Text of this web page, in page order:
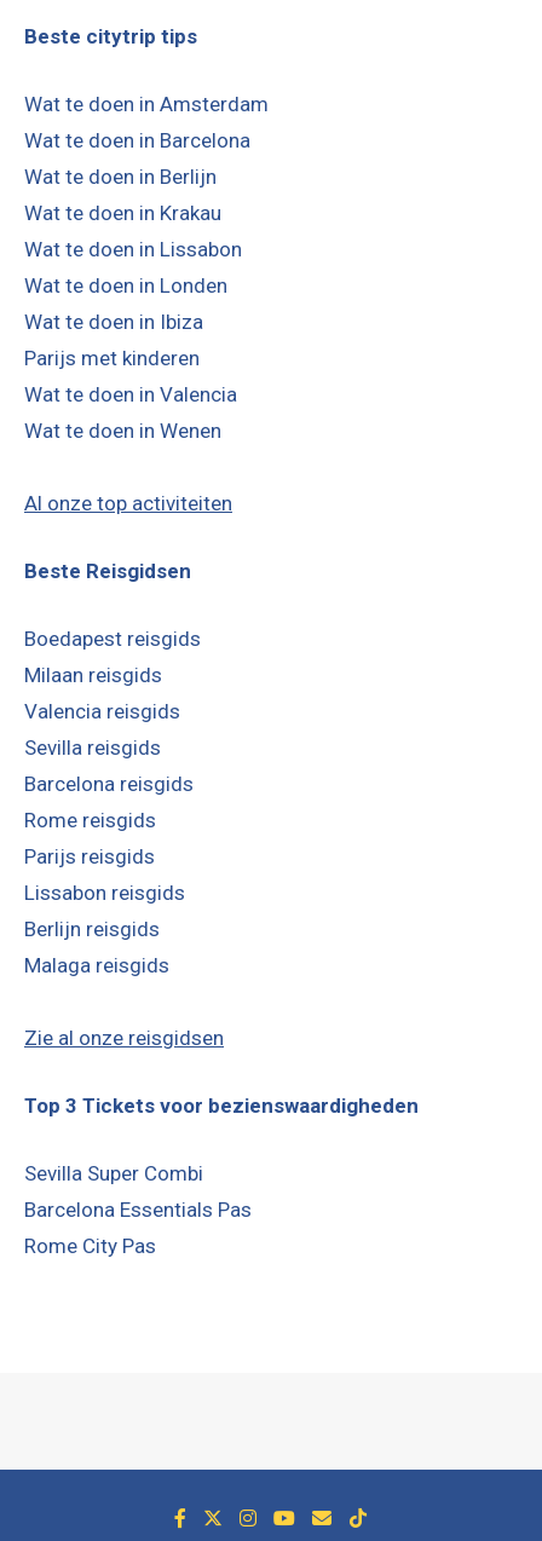
Beste citytrip tips
Wat te doen in Amsterdam
Wat te doen in Barcelona
Wat te doen in Berlijn
Wat te doen in Krakau
Wat te doen in Lissabon
Wat te doen in Londen
Wat te doen in Ibiza
Parijs met kinderen
Wat te doen in Valencia
Wat te doen in Wenen
Al onze top activiteiten
Beste Reisgidsen
Boedapest reisgids
Milaan reisgids
Valencia reisgids
Sevilla reisgids
Barcelona reisgids
Rome reisgids
Parijs reisgids
Lissabon reisgids
Berlijn reisgids
Malaga reisgids
Zie al onze reisgidsen
Top 3 Tickets voor bezienswaardigheden
Sevilla Super Combi
Barcelona Essentials Pas
Rome City Pas